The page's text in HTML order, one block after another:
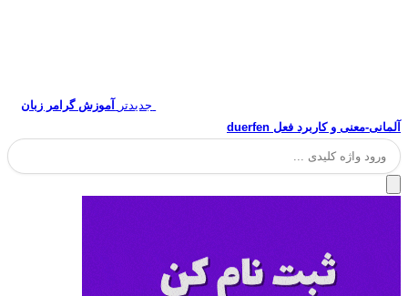
جدیدتر
آموزش گرامر زبان
آلمانی-معنی و کاربرد فعل duerfen
جستجو
برای: